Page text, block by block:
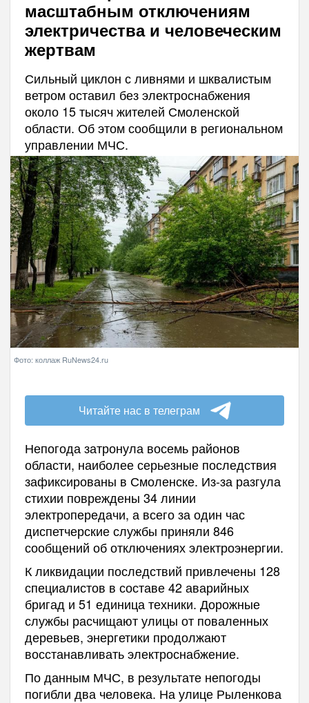
масштабным отключениям
электричества и человеческим
жертвам
Сильный циклон с ливнями и шквалистым
ветром оставил без электроснабжения
около 15 тысяч жителей Смоленской
области. Об этом сообщили в региональном
управлении МЧС.
Фото: коллаж RuNews24.ru
Читайте нас в телеграм
Непогода затронула восемь районов
области, наиболее серьезные последствия
зафиксированы в Смоленске. Из-за разгула
стихии повреждены 34 линии
электропередачи, а всего за один час
диспетчерские службы приняли 846
сообщений об отключениях электроэнергии.
К ликвидации последствий привлечены 128
специалистов в составе 42 аварийных
бригад и 51 единица техники. Дорожные
службы расчищают улицы от поваленных
деревьев, энергетики продолжают
восстанавливать электроснабжение.
По данным МЧС, в результате непогоды
погибли два человека. На улице Рыленкова